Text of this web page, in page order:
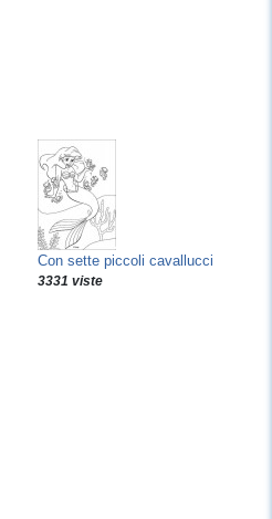
Con sette piccoli cavallucci
3331 viste